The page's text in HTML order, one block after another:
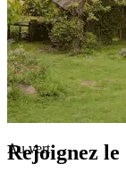
Au vert
Rejoignez le